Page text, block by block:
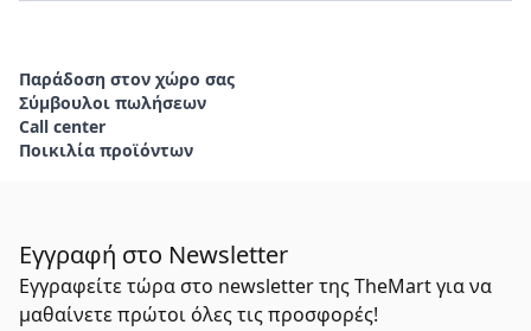
Παράδοση στον χώρο σας
Σύμβουλοι πωλήσεων
Call center
Ποικιλία προϊόντων
Εγγραφή στο Newsletter
Εγγραφείτε τώρα στο newsletter της TheMart για να
μαθαίνετε πρώτοι όλες τις προσφορές!